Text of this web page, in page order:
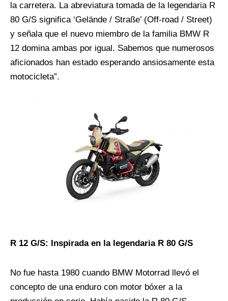
la carretera. La abreviatura tomada de la legendaria R
80 G/S significa ‘Gelände / Straße’ (Off-road / Street)
y señala que el nuevo miembro de la familia BMW R
12 domina ambas por igual. Sabemos que numerosos
aficionados han estado esperando ansiosamente esta
motocicleta”.
R 12 G/S: Inspirada en la legendaria R 80 G/S
No fue hasta 1980 cuando BMW Motorrad llevó el
concepto de una enduro con motor bóxer a la